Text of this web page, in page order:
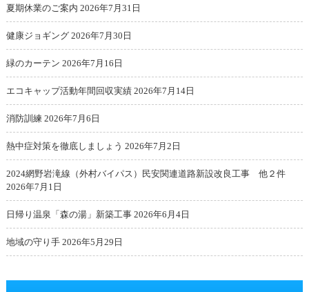
夏期休業のご案内 2026年7月31日
健康ジョギング 2026年7月30日
緑のカーテン 2026年7月16日
エコキャップ活動年間回収実績 2026年7月14日
消防訓練 2026年7月6日
熱中症対策を徹底しましょう 2026年7月2日
2024網野岩滝線（外村バイパス）民安関連道路新設改良工事 他２件
2026年7月1日
日帰り温泉「森の湯」新築工事 2026年6月4日
地域の守り手 2026年5月29日